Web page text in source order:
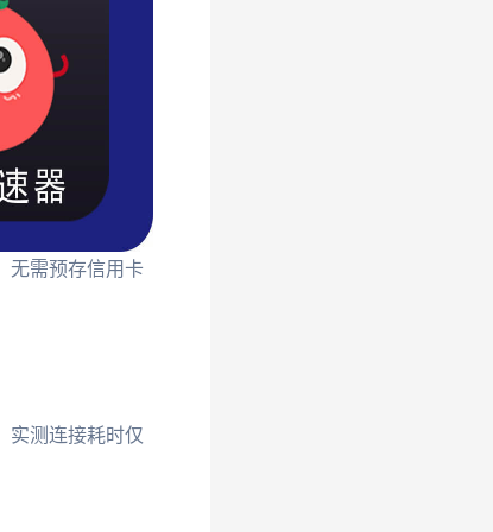
无需预存信用卡
实测连接耗时仅